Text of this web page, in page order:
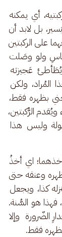
أي يمكنه
بل لابد أن
على الركبتين
ولو وصَلت
يُطَأطئ عَجيزته
المُراد، ولكن
بظهره فقط،
الرُّكبتين،
وليس هذا
اي أخذُ
ظهره وعنقه حتى
كذا، ويجعل
هو السُّنة.
الضّرورة  وإلا
فقط.